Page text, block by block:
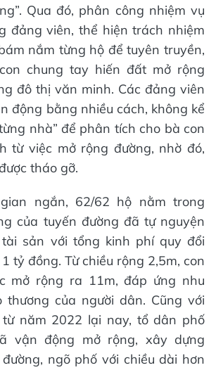
Qua đó, phân công nhiệm vụ
đảng viên, thể hiện trách nhiệm
nắm từng hộ để tuyên truyền,
chung tay hiến đất mở rộng
đô thị văn minh. Các đảng viên
động bằng nhiều cách, không kể
nhà” để phân tích cho bà con
từ việc mở rộng đường, nhờ đó,
tháo gỡ.
ngắn, 62/62 hộ nằm trong
của tuyến đường đã tự nguyện
sản với tổng kinh phí quy đổi
tỷ đồng. Từ chiều rộng 2,5m, con
mở rộng ra 11m, đáp ứng nhu
thương của người dân. Cũng với
năm 2022 lại nay, tổ dân phố
vận động mở rộng, xây dựng
ngõ phố với chiều dài hơn